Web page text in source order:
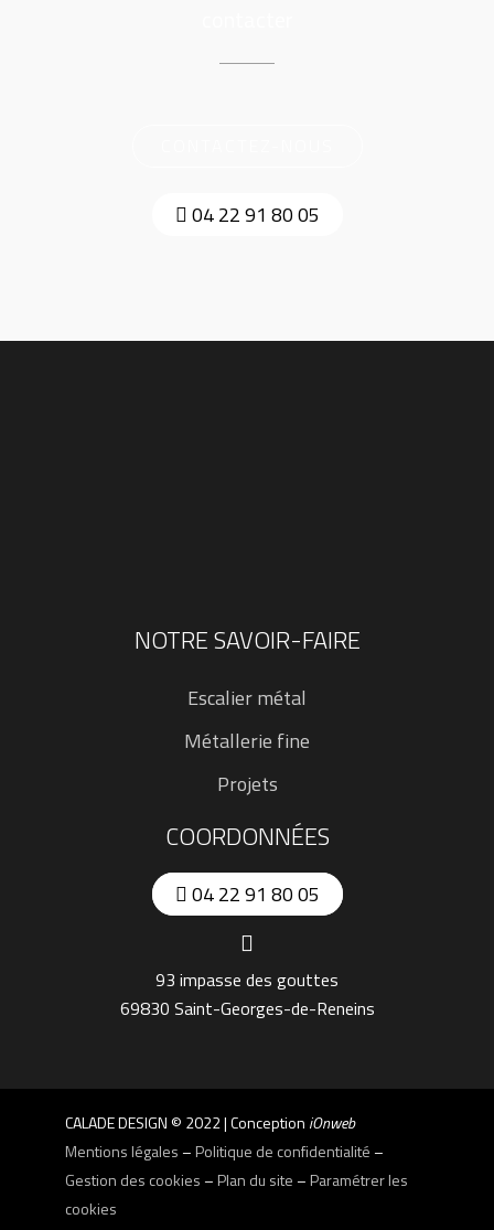
04 22 91 80 05
NOTRE SAVOIR-FAIRE
Escalier métal
Métallerie fine
Projets
COORDONNÉES
04 22 91 80 05
93 impasse des gouttes
69830 Saint-Georges-de-Reneins
CALADE DESIGN © 2022 | Conception iOnweb
Mentions légales –Politique de confidentialité –
Gestion des cookies –Plan du site –Paramétrer les
cookies